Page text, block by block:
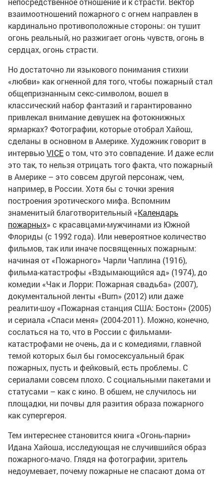
взаимоотношений пожарного с огнем направлен в
кардинально противоположные стороны: он тушит
огонь реальный, но разжигает огонь чувств, огонь в
сердцах, огонь страсти.
Но достаточно ли языкового понимания стихии
«любви» как огненной для того, чтобы пожарный стал
общепризнанным секс-символом, вошел в
классический набор фантазий и гарантированно
привлекал внимание девушек на фотокнижных
ярмарках? Фотографии, которые отобрал Хайош,
сделаны в основном в Америке. Художник говорит в
интервьюVICEо том, что это совпадение. И даже если
это так, то нельзя отрицать того факта, что пожарный
в Америке – это совсем другой персонаж, чем,
например, в России. Хотя бы с точки зрения
построения эротического мифа. Вспомним
знаменитый благотворительный «Календарь
пожарных» с красавцами-мужчинами из Южной
Флориды (с 1992 года). Или невероятное количество
фильмов, так или иначе посвященных пожарным:
начиная от «Пожарного» Чарли Чаплина (1916),
фильма-катастрофы «Вздымающийся ад» (1974), до
комедии «Чак и Лорри: Пожарная свадьба» (2007),
документальной ленты «Burn» (2012) или даже
реалити-шоу «Пожарная станция США: Бостон» (2005)
и сериала «Спаси меня» (2004-2011). Можно, конечно,
сослаться на то, что в России с фильмами-
катастрофами не очень, да и с комедиями, главной
темой которых был бы гомосексуальный брак
пожарных, пусть и фейковый, есть проблемы. С
сериалами совсем плохо. С социальными пакетами и
статусами – как с кино. В обшем, не случилось ни
площадки, ни почвы для разития образа пожарного
как супергероя.
Тем интереснее становится книга «Огонь-парни»
Идана Хайоша, исследующая не случившийся образ
пожарного-мачо. Глядя на фотографии, зритель
недоумевает, почему пожарные не спасают дома от